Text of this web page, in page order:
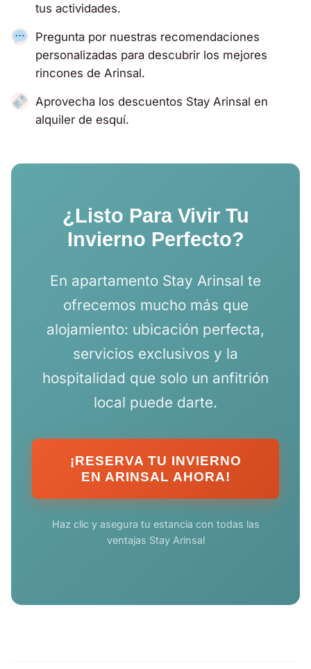
tus actividades.
Pregunta por nuestras recomendaciones
personalizadas para descubrir los mejores
rincones de Arinsal.
Aprovecha los descuentos Stay Arinsal en
alquiler de esquí.
¿Listo Para Vivir Tu
Invierno Perfecto?
En apartamento Stay Arinsal te
ofrecemos mucho más que
alojamiento: ubicación perfecta,
servicios exclusivos y la
hospitalidad que solo un anfitrión
local puede darte.
¡RESERVA TU INVIERNO
EN ARINSAL AHORA!
Haz clic y asegura tu estancia con todas las
ventajas Stay Arinsal